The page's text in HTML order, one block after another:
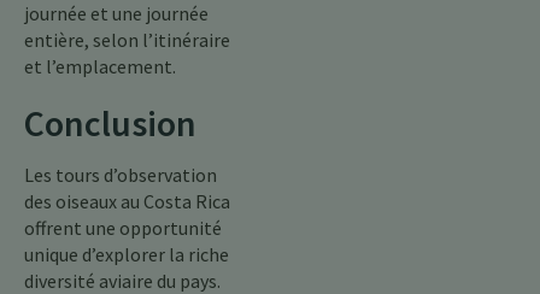
journée et une journée
entière, selon l’itinéraire
et l’emplacement.
Conclusion
Les tours d’observation
des oiseaux au Costa Rica
offrent une opportunité
unique d’explorer la riche
diversité aviaire du pays.